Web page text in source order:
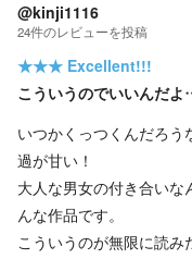
@kinji1116
24件のレビューを投稿
★★★ Excellent!!!
こういうのでいいんだ
いつかくっつくんだろ
過が甘い！
大人な男女の付き合い
んな作品です。
こういうのが無限に読み